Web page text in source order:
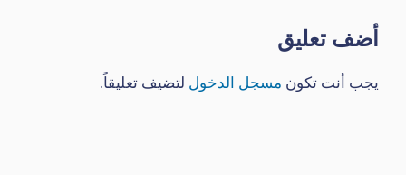
أضف تعليق
يجب أنت تكون مسجل الدخول لتضيف تعليقاً.